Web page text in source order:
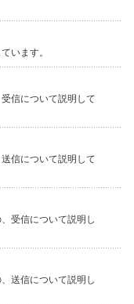
います。
信について説明して
信について説明して
受信について説明し
送信について説明し